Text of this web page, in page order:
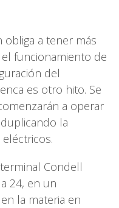
a tener más
funcionamiento de
del
es otro hito. Se
a operar
la
Condell
24, en un
la materia en